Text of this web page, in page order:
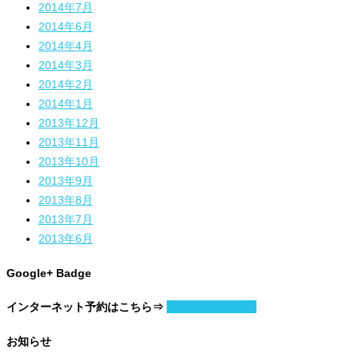
2014年7月
2014年6月
2014年4月
2014年3月
2014年2月
2014年1月
2013年12月
2013年11月
2013年10月
2013年9月
2013年8月
2013年7月
2013年6月
Google+ Badge
インターネット予約はこちら⇒
お知らせ